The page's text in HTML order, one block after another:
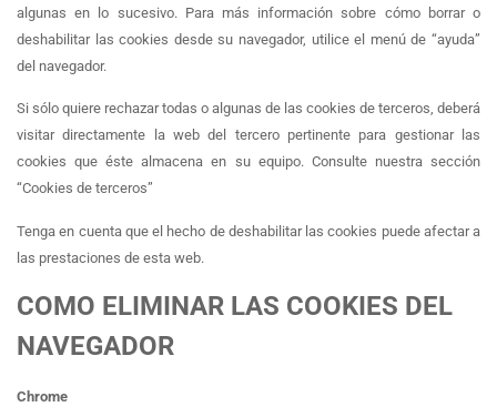
algunas en lo sucesivo. Para más información sobre cómo borrar o
deshabilitar las cookies desde su navegador, utilice el menú de “ayuda”
del navegador.
Si sólo quiere rechazar todas o algunas de las cookies de terceros, deberá
visitar directamente la web del tercero pertinente para gestionar las
cookies que éste almacena en su equipo. Consulte nuestra sección
“Cookies de terceros”
Tenga en cuenta que el hecho de deshabilitar las cookies puede afectar a
las prestaciones de esta web.
COMO ELIMINAR LAS COOKIES DEL
NAVEGADOR
Chrome